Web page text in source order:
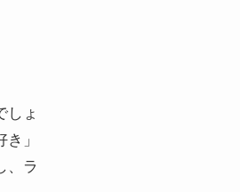
しょ
」
、ラ